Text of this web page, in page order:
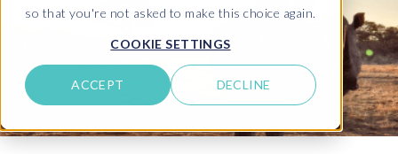
so that you're not asked to make this choice again.
COOKIE SETTINGS
ACCEPT DECLINE